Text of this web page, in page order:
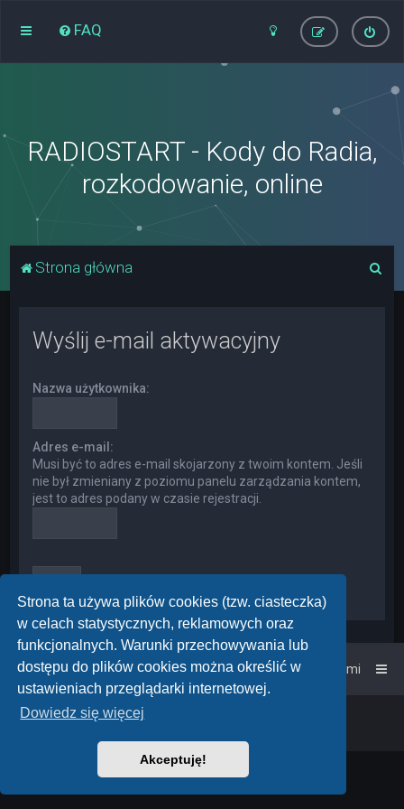
Strona ta używa plików cookies (tzw. ciasteczka)
w celach statystycznych, reklamowych oraz
funkcjonalnych. Warunki przechowywania lub
dostępu do plików cookies można określić w
ustawieniach przeglądarki internetowej.
Dowiedz się więcej
Akceptuję!
FAQ
RADIOSTART - Kody do Radia,
rozkodowanie, online
Strona główna
Wyślij e-mail aktywacyjny
Nazwa użytkownika:
Adres e-mail:
Musi być to adres e-mail skojarzony z twoim kontem. Jeśli
nie był zmieniany z poziomu panelu zarządzania kontem,
jest to adres podany w czasie rejestracji.
Strona główna Kontakt z nami
Powered byphpBB™• Design by